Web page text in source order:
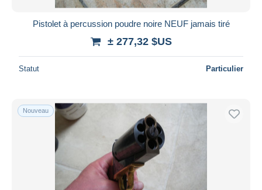
Pistolet à percussion poudre noire NEUF jamais tiré
± 277,32 $US
Statut Particulier
Nouveau